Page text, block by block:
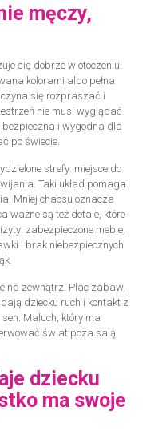
męczy,
się dobrze w otoczeniu.
kolorami albo pełna
się rozpraszać i
nie musi wyglądać
i wygodna dla
po świecie.
strefy: miejsce do
Taki układ pomaga
Mniej chaosu oznacza
ważne są też detale, które
zabezpieczone meble,
i brak niebezpiecznych
na zewnątrz. Plac zabaw,
dziecku ruch i kontakt z
Maluch, który ma
świat poza salą,
dziecku
ma swoje